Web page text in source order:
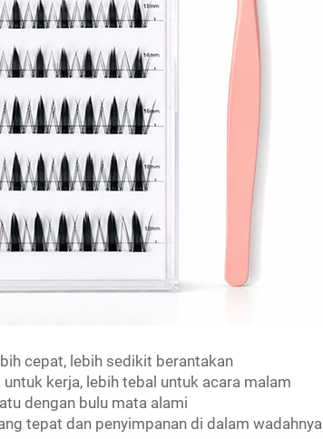
cepat, lebih sedikit berantakan
kerja, lebih tebal untuk acara malam
dengan bulu mata alami
tepat dan penyimpanan di dalam wadahnya